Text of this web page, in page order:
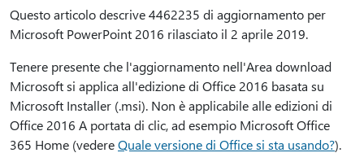
Questo articolo descrive 4462235 di aggiornamento per
Microsoft PowerPoint 2016 rilasciato il 2 aprile 2019.
Tenere presente che l'aggiornamento nell'Area download
Microsoft si applica all'edizione di Office 2016 basata su
Microsoft Installer (.msi). Non è applicabile alle edizioni di
Office 2016 A portata di clic, ad esempio Microsoft Office
365 Home (vedereQuale versione di Office si sta usando?).